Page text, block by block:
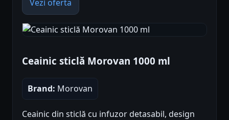
Vezi oferta
Ceainic sticlă Morovan 1000 ml
Brand: Morovan
Ceainic din sticlă cu infuzor detasabil, design